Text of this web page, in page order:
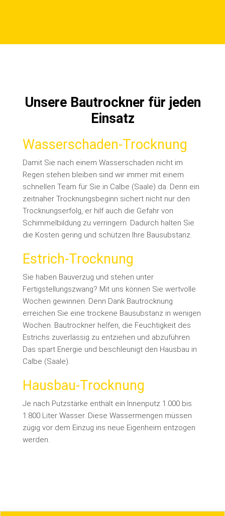
Unsere Bautrockner für jeden
Einsatz
Wasserschaden-Trocknung
Damit Sie nach einem Wasserschaden nicht im
Regen stehen bleiben sind wir immer mit einem
schnellen Team für Sie in Calbe (Saale) da. Denn ein
zeitnaher Trocknungsbeginn sichert nicht nur den
Trocknungserfolg, er hilf auch die Gefahr von
Schimmelbildung zu verringern. Dadurch halten Sie
die Kosten gering und schützen Ihre Bausubstanz.
Estrich-Trocknung
Sie haben Bauverzug und stehen unter
Fertigstellungszwang? Mit uns können Sie wertvolle
Wochen gewinnen. Denn Dank Bautrocknung
erreichen Sie eine trockene Bausubstanz in wenigen
Wochen. Bautrockner helfen, die Feuchtigkeit des
Estrichs zuverlässig zu entziehen und abzuführen.
Das spart Energie und beschleunigt den Hausbau in
Calbe (Saale).
Hausbau-Trocknung
Je nach Putzstärke enthält ein Innenputz 1.000 bis
1.800 Liter Wasser. Diese Wassermengen müssen
zügig vor dem Einzug ins neue Eigenheim entzogen
werden.